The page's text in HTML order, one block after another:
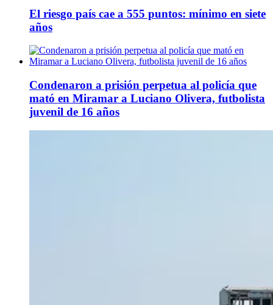
El riesgo país cae a 555 puntos: mínimo en siete
años
Condenaron a prisión perpetua al policía que
mató en Miramar a Luciano Olivera, futbolista
juvenil de 16 años